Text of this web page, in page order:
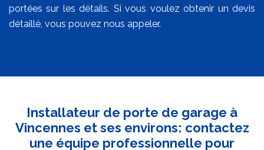
portées sur les détails. Si vous voulez obtenir un devis
détaillé, vous pouvez nous appeler.
Installateur de porte de garage à
Vincennes et ses environs: contactez
une équipe professionnelle pour